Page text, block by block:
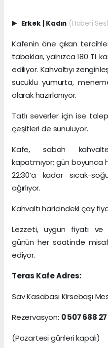
Erkek Kadın (Haberi
Kafenin öne çıkan
tabakları, yalnızca 180 TL
ediliyor. Kahvaltıyı
sucuklu yumurta,
olarak hazırlanıyor.
Tatlı severler için ise
çeşitleri de sunuluyor.
Kafe, sabah
kapatmıyor; gün
22:30’a kadar sıcak-
ağırlıyor.
Kahvaltı haricindeki çay
Lezzeti, uygun fiyatı
günün her saatinde
ediyor.
Teras Kafe Adres:
Sav Kasabası Kirsebaşı
Rezervasyon: 0 507 688
(Pazartesi günleri kapalı)